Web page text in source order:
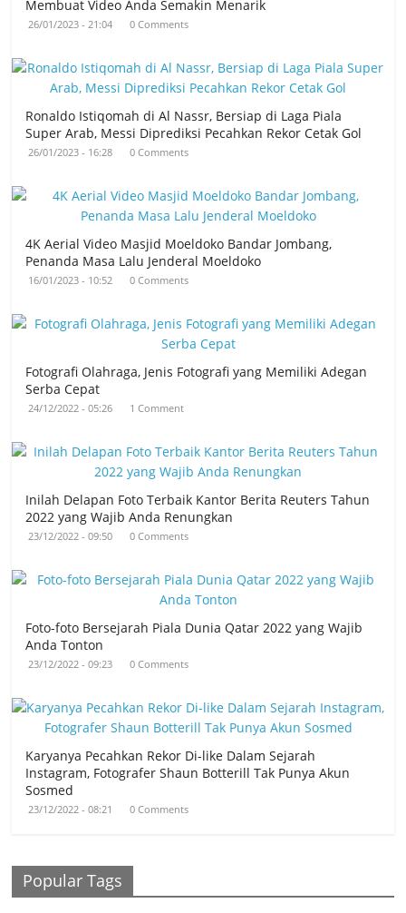
Membuat Video Anda Semakin Menarik
26/01/2023 - 21:04 0 Comments
Ronaldo Istiqomah di Al Nassr, Bersiap di Laga Piala
Super Arab, Messi Diprediksi Pecahkan Rekor Cetak Gol
26/01/2023 - 16:28 0 Comments
4K Aerial Video Masjid Moeldoko Bandar Jombang,
Penanda Masa Lalu Jenderal Moeldoko
16/01/2023 - 10:52 0 Comments
Fotografi Olahraga, Jenis Fotografi yang Memiliki Adegan
Serba Cepat
24/12/2022 - 05:26 1 Comment
Inilah Delapan Foto Terbaik Kantor Berita Reuters Tahun
2022 yang Wajib Anda Renungkan
23/12/2022 - 09:50 0 Comments
Foto-foto Bersejarah Piala Dunia Qatar 2022 yang Wajib
Anda Tonton
23/12/2022 - 09:23 0 Comments
Karyanya Pecahkan Rekor Di-like Dalam Sejarah
Instagram, Fotografer Shaun Botterill Tak Punya Akun
Sosmed
23/12/2022 - 08:21 0 Comments
Popular Tags